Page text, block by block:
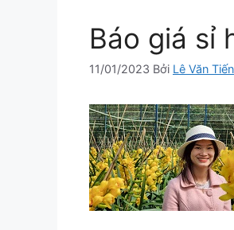
Báo giá sỉ
11/01/2023 Bởi Lê Văn Tiến